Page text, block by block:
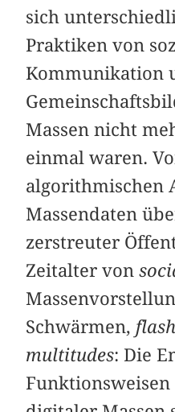
sich
Praktiken von
Kommunikation
Massen nicht
einmal waren.
algorithmischen
Massendaten
zerstreuter
Zeitalter von
Schwärmen,
multitudes: Die